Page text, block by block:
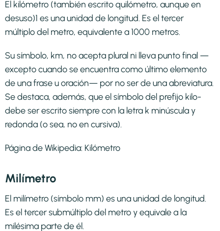
El kilómetro (también escrito quilómetro, aunque en
desuso)1​ es una unidad de longitud. Es el tercer
múltiplo del metro, equivalente a 1000 metros.
Su símbolo, km, no acepta plural ni lleva punto final —
excepto cuando se encuentra como último elemento
de una frase u oración— por no ser de una abreviatura.
Se destaca, además, que el símbolo del prefijo kilo-
debe ser escrito siempre con la letra k minúscula y
redonda (o sea, no en cursiva).
Página de Wikipedia: Kilómetro
Milímetro
El milímetro (símbolo mm) es una unidad de longitud.
Es el tercer submúltiplo del metro y equivale a la
milésima parte de él.